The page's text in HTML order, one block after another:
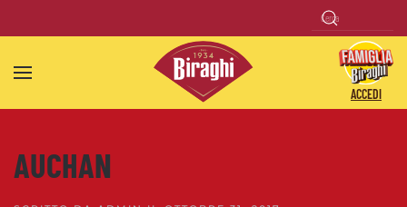
Skip to main content
ACCEDI
AUCHAN